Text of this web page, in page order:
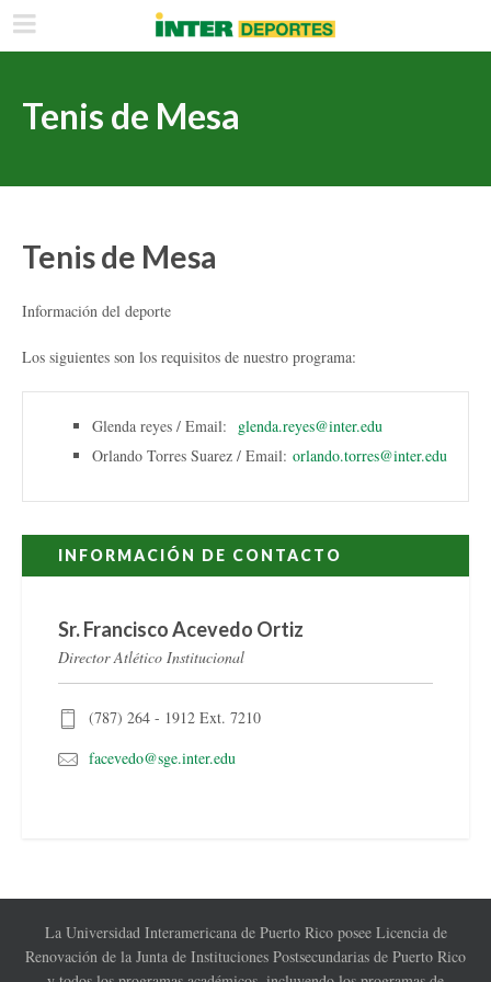
Tenis de Mesa
Tenis de Mesa
Información del deporte
Los siguientes son los requisitos de nuestro programa:
Glenda reyes / Email: glenda.reyes@inter.edu
Orlando Torres Suarez / Email: orlando.torres@inter.edu
INFORMACIÓN DE CONTACTO
Sr. Francisco Acevedo Ortiz
Director Atlético Institucional
(787) 264 - 1912 Ext. 7210
facevedo@sge.inter.edu
La Universidad Interamericana de Puerto Rico posee Licencia de
Renovación de la Junta de Instituciones Postsecundarias de Puerto Rico